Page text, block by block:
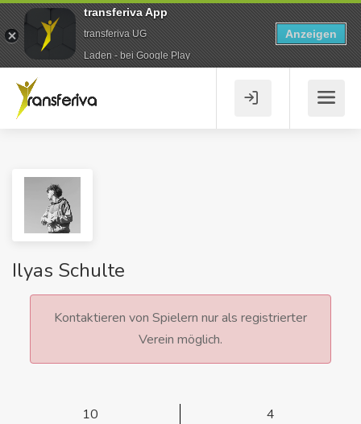
Ilyas Schulte
Kontaktieren von Spielern nur als registrierter
Verein möglich.
10
4
transferiva App
transferiva UG
Laden - bei Google Play
Anzeigen